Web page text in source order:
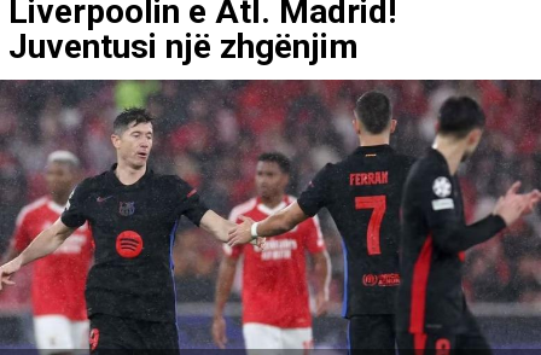
Liverpoolin e Atl. Madrid!
Juventusi një zhgënjim